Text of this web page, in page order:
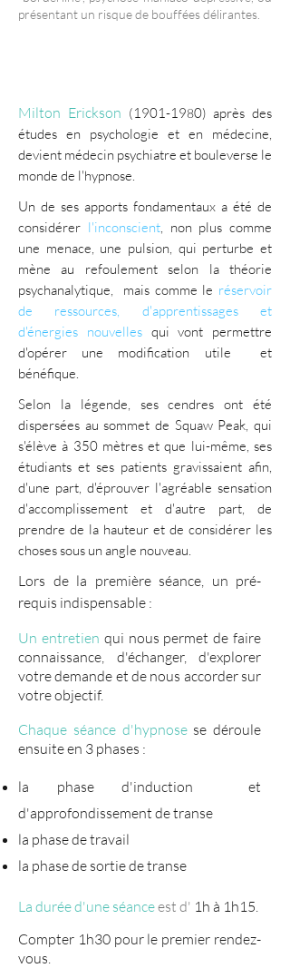
présentant un risque de bouffées délirantes.
Milton Erickson (1901-1980) après des
études en psychologie et en médecine,
devient médecin psychiatre et bouleverse le
monde de l'hypnose.
Un de ses apports fondamentaux a été de
considérer l'inconscient, non plus comme
une menace, une pulsion, qui perturbe et
mène au refoulement selon la théorie
psychanalytique, mais comme le réservoir
de ressources, d'apprentissages et
d'énergies nouvellesqui vont permettre
d'opérer une modification utile et
bénéfique.
Selon la légende, ses cendres ont été
dispersées au sommet de Squaw Peak, qui
s'élève à 350 mètres et que lui-même, ses
étudiants et ses patients gravissaient afin,
d'une part, d'éprouver l'agréable sensation
d'accomplissement et d'autre part, de
prendre de la hauteur et de considérer les
choses sous un angle nouveau.
Lors de la première séance, un pré-
requis indispensable :
Un entretien qui nous permet de faire
connaissance, d'échanger, d'explorer
votre demande et de nous accorder sur
votre objectif.
Chaque séance d'hypnose se déroule
ensuite en 3 phases :
la phase d'induction et
d'approfondissement de transe
la phase de travail
la phase de sortie de transe
La durée d'une séanceest d' 1h à 1h15.
Compter 1h30 pour le premier rendez-
vous.